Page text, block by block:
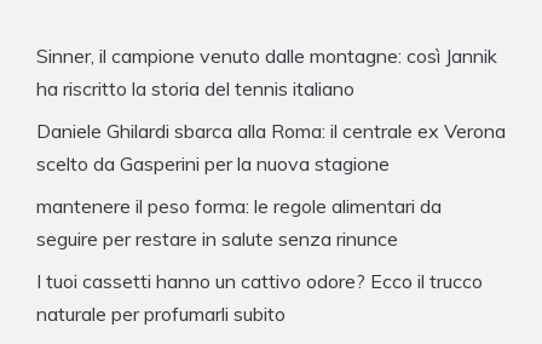
Sinner, il campione venuto dalle montagne: così Jannik
ha riscritto la storia del tennis italiano
Daniele Ghilardi sbarca alla Roma: il centrale ex Verona
scelto da Gasperini per la nuova stagione
mantenere il peso forma: le regole alimentari da
seguire per restare in salute senza rinunce
I tuoi cassetti hanno un cattivo odore? Ecco il trucco
naturale per profumarli subito